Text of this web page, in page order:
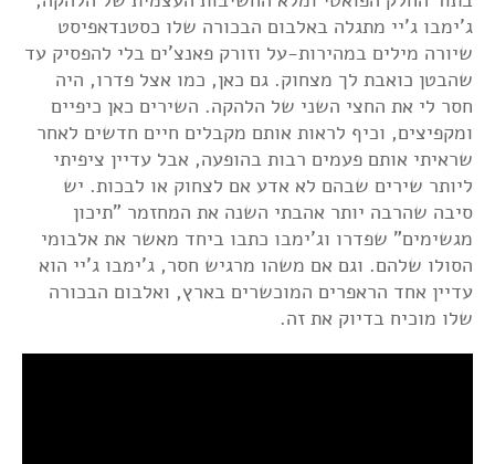
ג'ימבו ג'יי מתגלה באלבום הבכורה שלו כסטנדאפיסט
שיורה מילים במהירות-על וזורק פאנצ'ים בלי להפסיק עד
שהבטן כואבת לך מצחוק. גם כאן, כמו אצל פדרו, היה
חסר לי את החצי השני של הלהקה. השירים כאן כיפיים
ומקפיצים, וכיף לראות אותם מקבלים חיים חדשים לאחר
שראיתי אותם פעמים רבות בהופעה, אבל עדיין ציפיתי
ליותר שירים שבהם לא אדע אם לצחוק או לבכות. יש
סיבה שהרבה יותר אהבתי השנה את המחזמר "תיכון
מגשימים" שפדרו וג'ימבו כתבו ביחד מאשר את אלבומי
הסולו שלהם. וגם אם משהו מרגיש חסר, ג'ימבו ג'יי הוא
עדיין אחד הראפרים המוכשרים בארץ, ואלבום הבכורה
שלו מוכיח בדיוק את זה.